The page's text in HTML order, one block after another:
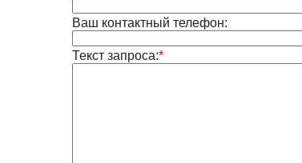
Ваш контактный телефон:
Текст запроса:*